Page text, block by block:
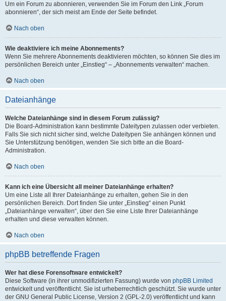
Um ein Forum zu abonnieren, verwenden Sie im Forum den Link „Forum
abonnieren“, der sich meist am Ende der Seite befindet.
Nach oben
Wie deaktiviere ich meine Abonnements?
Wenn Sie mehrere Abonnements deaktivieren möchten, so können Sie dies im
persönlichen Bereich unter „Einstieg“ – „Abonnements verwalten“ machen.
Nach oben
Dateianhänge
Welche Dateianhänge sind in diesem Forum zulässig?
Die Board-Administration kann bestimmte Dateitypen zulassen oder verbieten.
Falls Sie sich nicht sicher sind, welche Dateitypen Sie anhängen können und
Sie Unterstützung benötigen, wenden Sie sich bitte an die Board-
Administration.
Nach oben
Kann ich eine Übersicht all meiner Dateianhänge erhalten?
Um eine Liste all Ihrer Dateianhänge zu erhalten, gehen Sie in den
persönlichen Bereich. Dort finden Sie unter „Einstieg“ einen Punkt
„Dateianhänge verwalten“, über den Sie eine Liste Ihrer Dateianhänge
erhalten und diese verwalten können.
Nach oben
phpBB betreffende Fragen
Wer hat diese Forensoftware entwickelt?
Diese Software (in ihrer unmodifizierten Fassung) wurde von phpBB Limited
entwickelt und veröffentlicht. Sie ist urheberrechtlich geschützt. Sie wurde unter
der GNU General Public License, Version 2 (GPL-2.0) veröffentlicht und kann